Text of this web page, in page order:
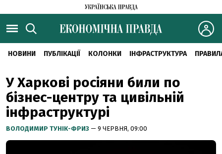
НОВИНИ ПУБЛІКАЦІЇ КОЛОНКИ ІНФРАСТРУКТУРА
У Харкові росіяни били по
бізнес-центру та цивільній
інфраструктурі
ВОЛОДИМИР ТУНІК-ФРИЗ — 9 ЧЕРВНЯ, 09:00